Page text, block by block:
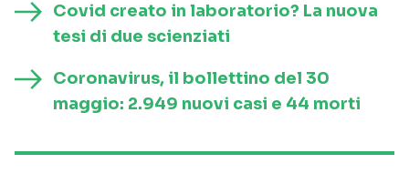
Covid creato in laboratorio? La nuova
tesi di due scienziati
Coronavirus, il bollettino del 30
maggio: 2.949 nuovi casi e 44 morti